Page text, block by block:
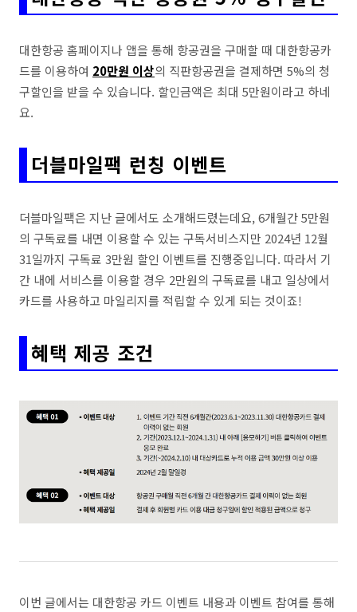
대한항공 홈페이지나 앱을 통해 항공권을 구매할 때 대한항공카
드를 이용하여 20만원 이상의 직판항공권을 결제하면 5%의 청
구할인을 받을 수 있습니다. 할인금액은 최대 5만원이라고 하네
요.
더블마일팩 런칭 이벤트
더블마일팩은 지난 글에서도 소개해드렸는데요, 6개월간 5만원
의 구독료를 내면 이용할 수 있는 구독서비스지만 2024년 12월
31일까지 구독료 3만원 할인 이벤트를 진행중입니다. 따라서 기
간 내에 서비스를 이용할 경우 2만원의 구독료를 내고 일상에서
카드를 사용하고 마일리지를 적립할 수 있게 되는 것이죠!
혜택 제공 조건
이번 글에서는 대한항공 카드 이벤트 내용과 이벤트 참여를 통해